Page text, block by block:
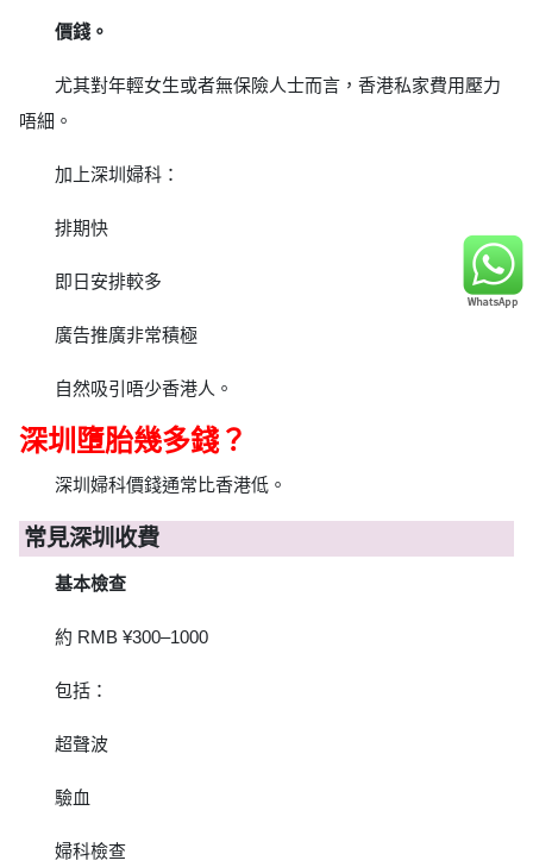
價錢。
尤其對年輕女生或者無保險人士而言，香港私家費用壓力
唔細。
加上深圳婦科：
排期快
即日安排較多
廣告推廣非常積極
自然吸引唔少香港人。
深圳墮胎幾多錢？
深圳婦科價錢通常比香港低。
常見深圳收費
基本檢查
約 RMB ¥300–1000
包括：
超聲波
驗血
婦科檢查